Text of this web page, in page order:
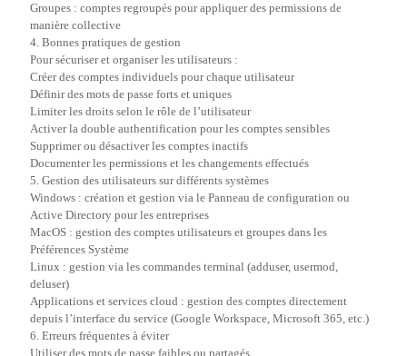
Groupes : comptes regroupés pour appliquer des permissions de
manière collective
4. Bonnes pratiques de gestion
Pour sécuriser et organiser les utilisateurs :
Créer des comptes individuels pour chaque utilisateur
Définir des mots de passe forts et uniques
Limiter les droits selon le rôle de l’utilisateur
Activer la double authentification pour les comptes sensibles
Supprimer ou désactiver les comptes inactifs
Documenter les permissions et les changements effectués
5. Gestion des utilisateurs sur différents systèmes
Windows : création et gestion via le Panneau de configuration ou
Active Directory pour les entreprises
MacOS : gestion des comptes utilisateurs et groupes dans les
Préférences Système
Linux : gestion via les commandes terminal (adduser, usermod,
deluser)
Applications et services cloud : gestion des comptes directement
depuis l’interface du service (Google Workspace, Microsoft 365, etc.)
6. Erreurs fréquentes à éviter
Utiliser des mots de passe faibles ou partagés